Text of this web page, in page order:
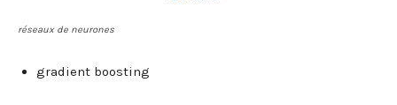
réseaux de neurones
gradient boosting